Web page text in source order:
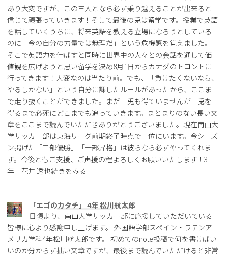
あり大変ですが、この三人となら必ず乗り越えることが出来ると
信じて頑張っていきます！そして最後の兎は留学です。授業で英語
を話していくうちに、将来英語を教える立場になろうとしている
のに「今の自分の力量では無理だ」という危機感を覚えました。
そこで英語力を伸ばすと同時に世界中の人々との会話を通して価
値観を広げようと思い留学を決め8月1日からカナダのトロントに
行ってきます！大変なのは当たり前。でも、「負けたくないなら、
やるしかない」という自分に課したルールがあったから、ここま
で走り抜くことができました。まだ一兎も得ていませんが三兎を
得るまで必死にどこまでも追っていきます。まとまりのない長い文
章をここまで読んでいただきありがとうございました。現在南山大
学サッカー部は東海リーグ前期終了時点で一位にいます。今シーズ
ン掲げた「二部優勝」「一部昇格」は彼らなら必ずやってくれま
す。今後ともご支援、ご声援の程よろしくお願いいたします！3
年 花井 透也続きをみる
「エゴのカタチ」 4年 松川航太郎
日頃より、南山大学サッカー部に応援していただいている
皆様に心より感謝申し上げます。 外国語学部スペイン・ラテンア
メリカ学科4年松川航太郎です。 初めてのnote投稿で何を書けばい
いのか分からず拙い文章ですが、最後まで読んでいただけると非常